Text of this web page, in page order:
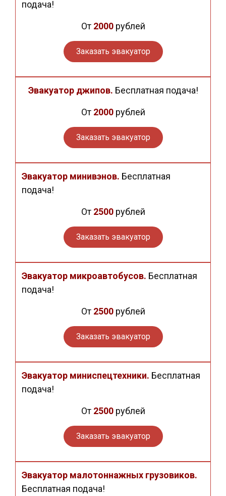
подача!
От 2000рублей
Заказать эвакуатор
Эвакуатор джипов. Бесплатная подача!
От 2000рублей
Заказать эвакуатор
Эвакуатор минивэнов. Бесплатная
подача!
От 2500рублей
Заказать эвакуатор
Эвакуатор микроавтобусов. Бесплатная
подача!
От 2500рублей
Заказать эвакуатор
Эвакуатор миниспецтехники. Бесплатная
подача!
От 2500рублей
Заказать эвакуатор
Эвакуатор малотоннажных грузовиков.
Бесплатная подача!